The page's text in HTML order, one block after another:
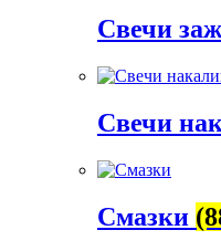
Свечи
Свечи
Смазки